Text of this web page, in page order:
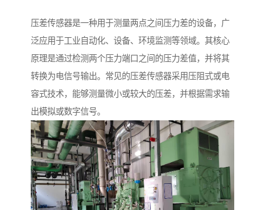
压差传感器是一种用于测量两点之间压力差的设备，广
泛应用于工业自动化、设备、环境监测等领域。其核心
原理是通过检测两个压力端口之间的压力差值，并将其
转换为电信号输出。常见的压差传感器采用压阻式或电
容式技术，能够测量微小或较大的压差，并根据需求输
出模拟或数字信号。